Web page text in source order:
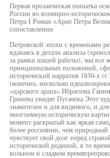
Первая прозаическая попытка
России во всемирно-
Петра I Роман <Арап Петра
сопоставлении
Петровской эпохи с временами
вдаваясь в детали анализа
за рамки нашей работы), мы все
принципиальных положений,
исторический нарратив 1830-х
(конечно, несколько
«царского арапа» Ибрагима
Гринева увидят Пугачева Этот
значителен и для видимого, и
многоемкую историческую
момент раскрытый как яркая
более россиянин, чем
чувствует свой долг перед
исторической родиной, в то
вольном и сладком